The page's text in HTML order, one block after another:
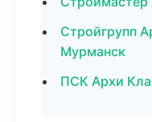
Стройгрупп
Мурманск
ПСК Архи